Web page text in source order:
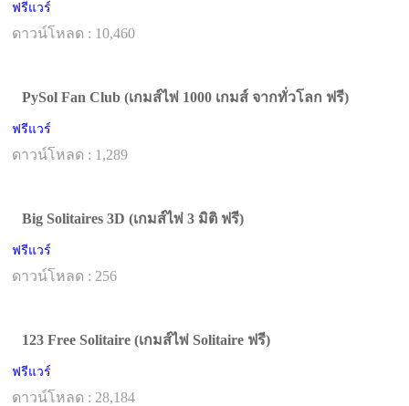
ฟรีแวร์
ดาวน์โหลด : 10,460
PySol Fan Club (เกมส์ไพ่ 1000 เกมส์ จากทั่วโลก ฟรี)
ฟรีแวร์
ดาวน์โหลด : 1,289
Big Solitaires 3D (เกมส์ไพ่ 3 มิติ ฟรี)
ฟรีแวร์
ดาวน์โหลด : 256
123 Free Solitaire (เกมส์ไพ่ Solitaire ฟรี)
ฟรีแวร์
ดาวน์โหลด : 28,184